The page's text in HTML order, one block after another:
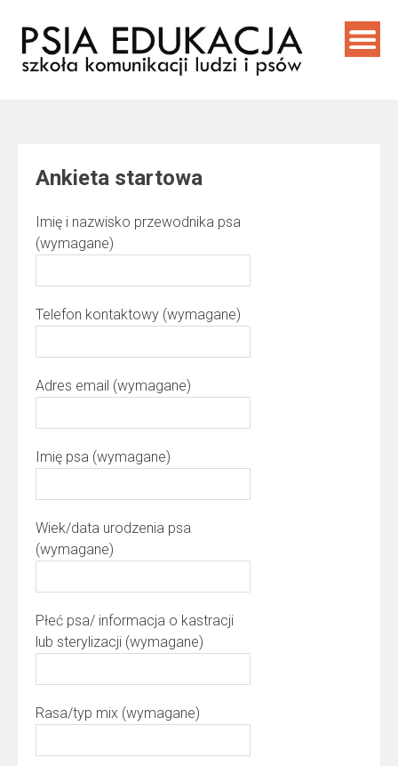
content
Ankieta startowa
Imię i nazwisko przewodnika psa
(wymagane)
Telefon kontaktowy (wymagane)
Adres email (wymagane)
Imię psa (wymagane)
Wiek/data urodzenia psa
(wymagane)
Płeć psa/ informacja o kastracji
lub sterylizacji (wymagane)
Rasa/typ mix (wymagane)